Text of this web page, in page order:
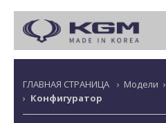
ГЛАВНАЯ СТРАНИЦА › Модели ›
› Конфигуратор